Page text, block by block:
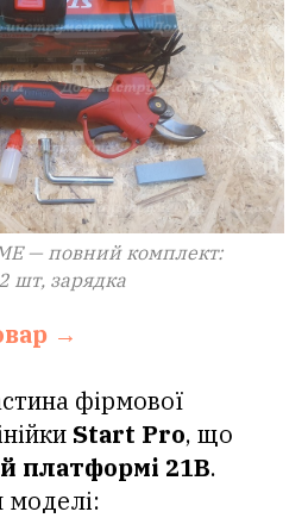
— повний комплект:
шт, зарядка
→
фірмової
Start Pro, що
платформі 21В.
моделі: